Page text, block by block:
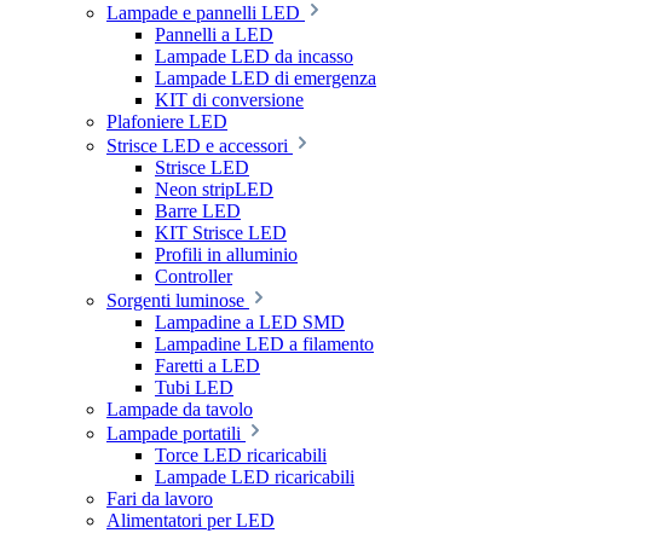
Lampade e pannelli LED
Pannelli a LED
Lampade LED da incasso
Lampade LED di emergenza
KIT di conversione
Plafoniere LED
Strisce LED e accessori
Strisce LED
Neon stripLED
Barre LED
KIT Strisce LED
Profili in alluminio
Controller
Sorgenti luminose
Lampadine a LED SMD
Lampadine LED a filamento
Faretti a LED
Tubi LED
Lampade da tavolo
Lampade portatili
Torce LED ricaricabili
Lampade LED ricaricabili
Fari da lavoro
Alimentatori per LED